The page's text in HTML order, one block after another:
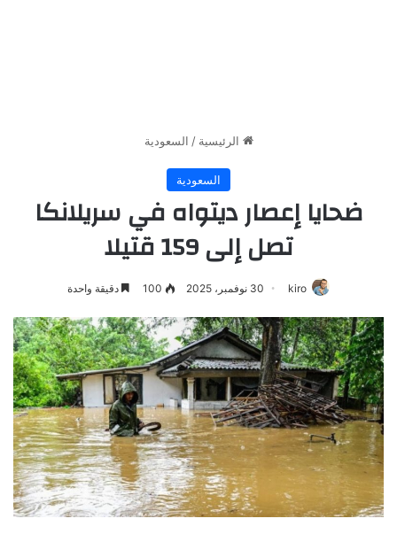
الرئيسية / السعودية
السعودية
ضحايا إعصار ديتواه في سريلانكا
تصل إلى 159 قتيلا
kiro 30 نوفمبر، 2025 100 دقيقة واحدة